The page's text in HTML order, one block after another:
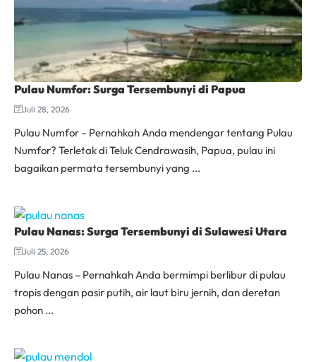
Pulau Numfor: Surga Tersembunyi di Papua
Juli 28, 2026
Pulau Numfor – Pernahkah Anda mendengar tentang Pulau
Numfor? Terletak di Teluk Cendrawasih, Papua, pulau ini
bagaikan permata tersembunyi yang ...
Pulau Nanas: Surga Tersembunyi di Sulawesi Utara
Juli 25, 2026
Pulau Nanas – Pernahkah Anda bermimpi berlibur di pulau
tropis dengan pasir putih, air laut biru jernih, dan deretan
pohon ...